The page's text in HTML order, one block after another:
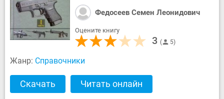
Федосеев Семен Леонидович
Оцените книгу
3 5
Жанр: Справочники
Скачать Читать онлайн